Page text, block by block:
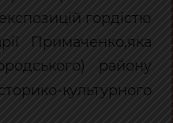
гордістю
Примаченко,яка
району
культурного